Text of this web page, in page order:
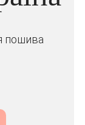
пошива